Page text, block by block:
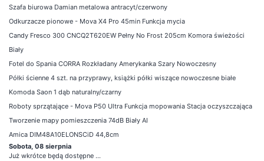
Szafa biurowa Damian metalowa antracyt/czerwony
Odkurzacze pionowe - Mova X4 Pro 45min Funkcja mycia
Candy Fresco 300 CNCQ2T620EW Pełny No Frost 205cm Komora świeżości
Biały
Fotel do Spania CORRA Rozkładany Amerykanka Szary Nowoczesny
Półki ścienne 4 szt. na przyprawy, książki półki wiszące nowoczesne białe
Komoda Saon 1 dąb naturalny/czarny
Roboty sprzątające - Mova P50 Ultra Funkcja mopowania Stacja oczyszczająca
Tworzenie mapy pomieszczenia 74dB Biały AI
Amica DIM48A10ELONSCiD 44,8cm
Sobota, 08 sierpnia
Już wkrótce będą dostępne ...